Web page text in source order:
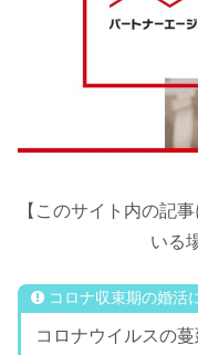
【このサイト内の記
いる
コロナ収束期の婚活
コロナウイルスの